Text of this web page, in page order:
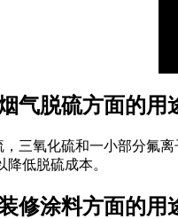
气脱硫方面的用
三氧化硫和一小部分氟
低脱硫成本。
修涂料方面的用